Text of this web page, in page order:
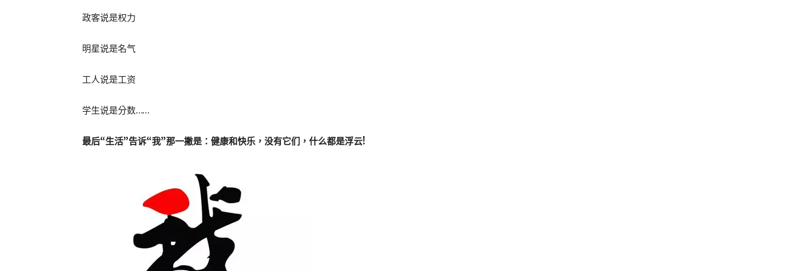
政客说是权力
明星说是名气
工人说是工资
学生说是分数……
最后“生活”告诉“我”那一撇是：健康和快乐，没有它们，什么都是浮云!